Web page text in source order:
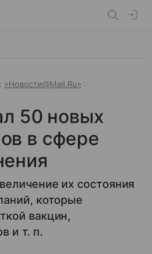
«Новости@Mail.Ru»
50 новых
в сфере
их состояния
которые
вакцин,
и т. п.